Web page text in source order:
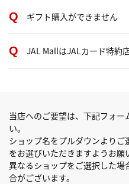
ギフト購入ができません
JAL MallはJALカード特約
当店へのご要望は、下記フォ
い。
ショップ名をプルダウンより
をお選びいただきますようお願
異なるショップをご選択した
合がございます。